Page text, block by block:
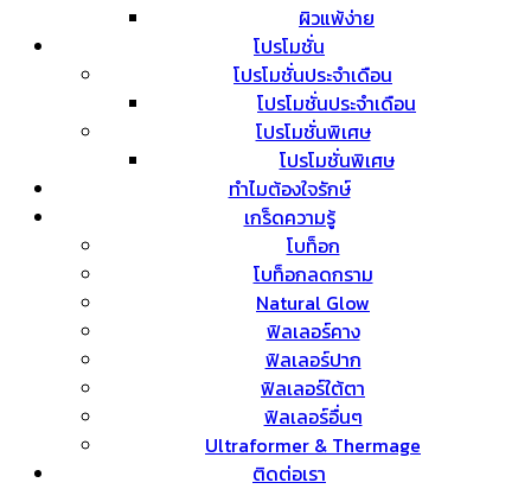
ผิวแพ้ง่าย
โปรโมชั่น
โปรโมชั่นประจำเดือน
โปรโมชั่นประจำเดือน
โปรโมชั่นพิเศษ
โปรโมชั่นพิเศษ
ทำไมต้องใจรักษ์
เกร็ดความรู้
โบท็อก
โบท็อกลดกราม
Natural Glow
ฟิลเลอร์คาง
ฟิลเลอร์ปาก
ฟิลเลอร์ใต้ตา
ฟิลเลอร์อื่นๆ
Ultraformer & Thermage
ติดต่อเรา